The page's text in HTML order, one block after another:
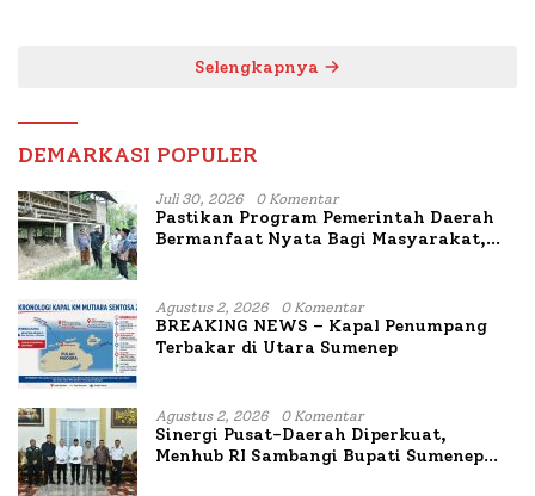
Selengkapnya
DEMARKASI POPULER
Juli 30, 2026 0 Komentar
Pastikan Program Pemerintah Daerah
Bermanfaat Nyata Bagi Masyarakat,
Bataal Timur
Agustus 2, 2026 0 Komentar
BREAKING NEWS – Kapal Penumpang
Terbakar di Utara Sumenep
Agustus 2, 2026 0 Komentar
Sinergi Pusat-Daerah Diperkuat,
Menhub RI Sambangi Bupati Sumenep